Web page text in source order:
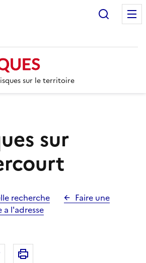
sur le territoire
sur
recherche
Faire une
a l'adresse
par email
Copier dans le presse-papier